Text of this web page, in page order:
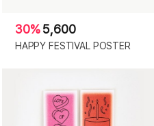
30%5,600
HAPPY FESTIVAL POSTER